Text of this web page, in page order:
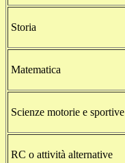
Storia
Matematica
Scienze motorie e sportive
RC o attività alternative